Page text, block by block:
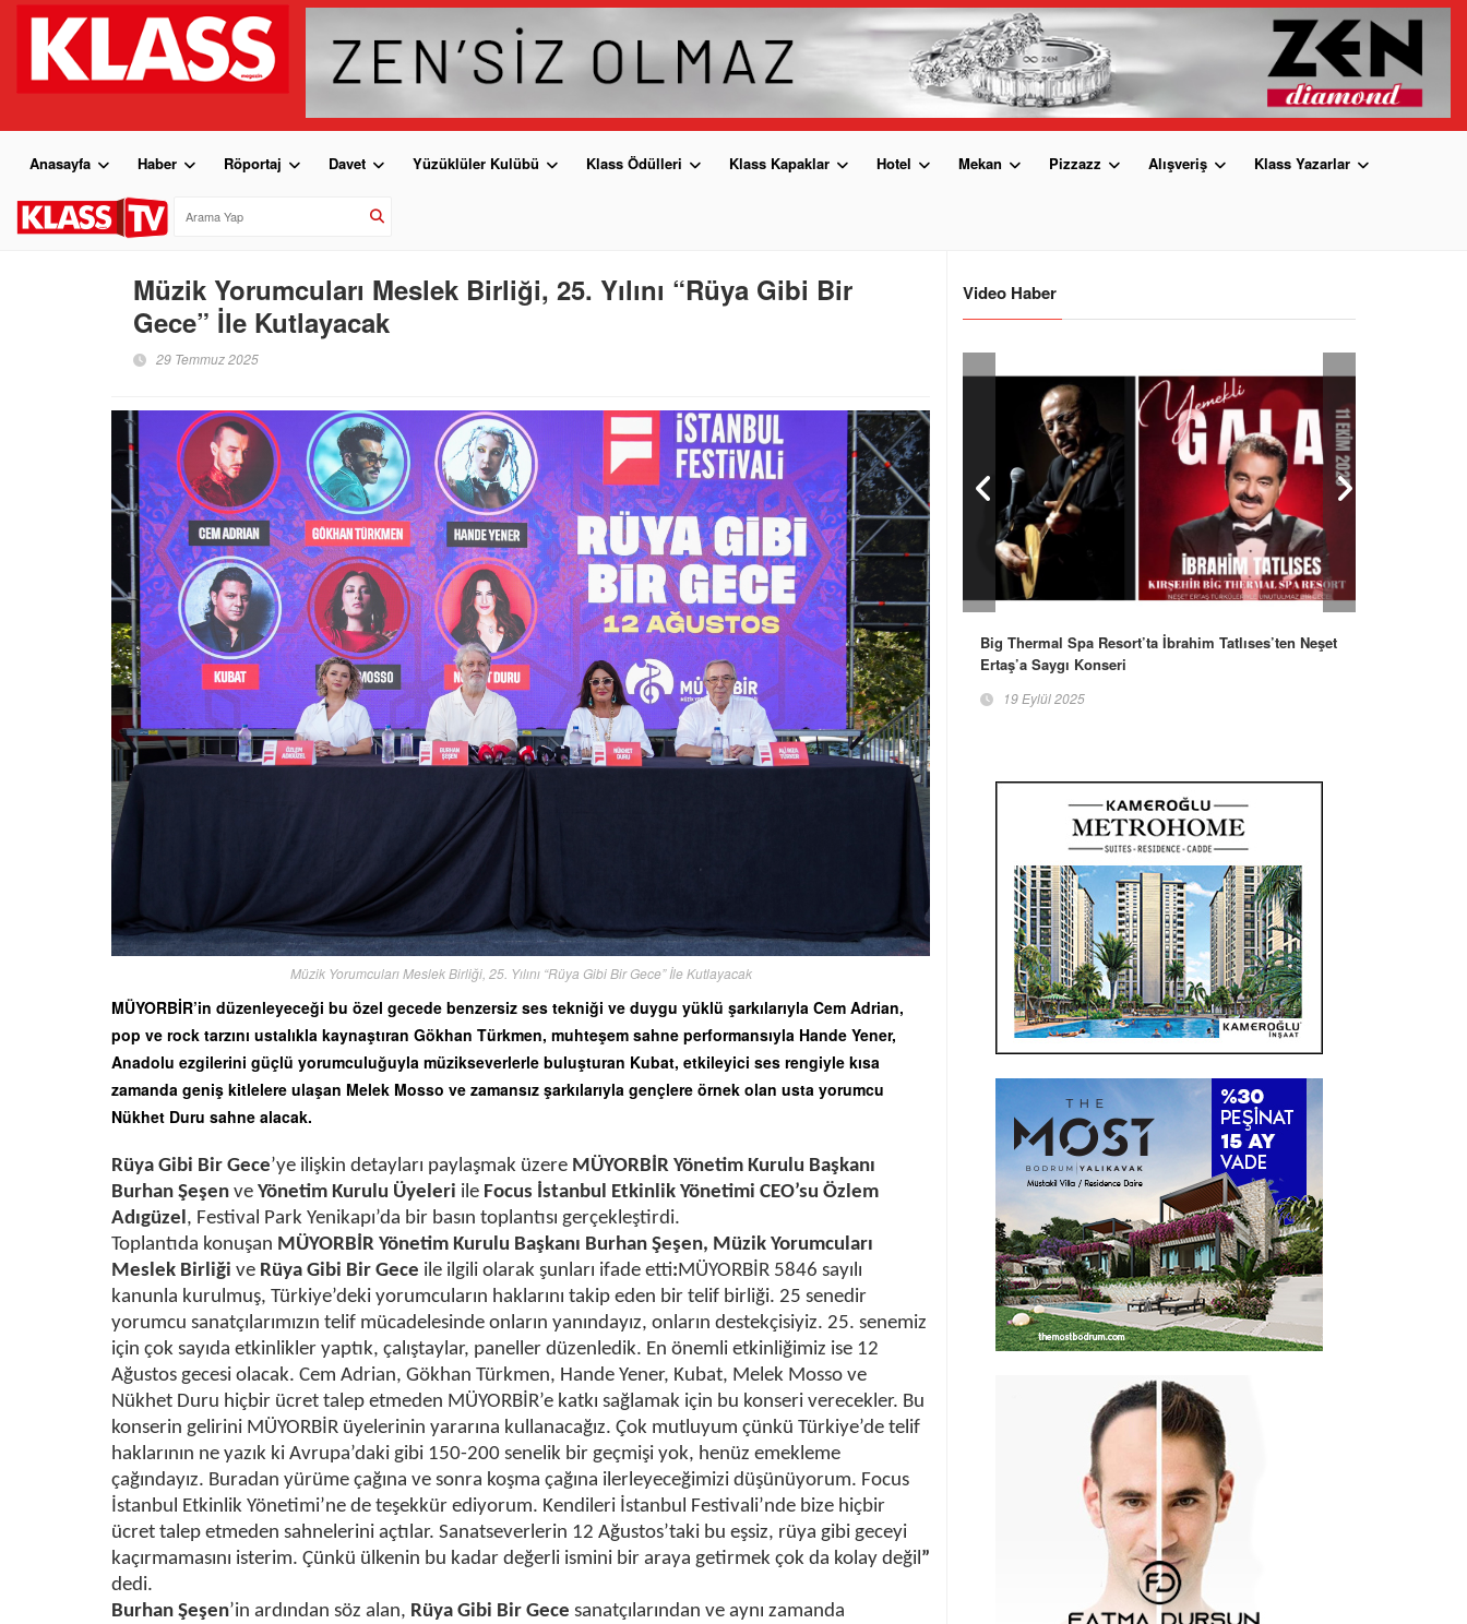
Anasayfa Haber Röportaj Davet Yüzüklüler Kulübü Klass Ödülleri Klass Kapaklar Hotel Mekan Pizzazz Alışveriş Klass Yazarlar
Müzik Yorumcuları Meslek Birliği, 25. Yılını “Rüya Gibi Bir
Gece” İle Kutlayacak
29 Temmuz 2025
Müzik Yorumcuları Meslek Birliği, 25. Yılını “Rüya Gibi Bir Gece” İle Kutlayacak
MÜYORBİR’in düzenleyeceği bu özel gecede benzersiz ses tekniği ve duygu yüklü şarkılarıyla Cem Adrian,
pop ve rock tarzını ustalıkla kaynaştıran Gökhan Türkmen, muhteşem sahne performansıyla Hande Yener,
Anadolu ezgilerini güçlü yorumculuğuyla müzikseverlerle buluşturan Kubat, etkileyici ses rengiyle kısa
zamanda geniş kitlelere ulaşan Melek Mosso ve zamansız şarkılarıyla gençlere örnek olan usta yorumcu
Nükhet Duru sahne alacak.
Rüya Gibi Bir Gece’ye ilişkin detayları paylaşmak üzere MÜYORBİR Yönetim Kurulu Başkanı
Burhan Şeşen ve Yönetim Kurulu Üyeleri ile Focus İstanbul Etkinlik Yönetimi CEO’su Özlem
Adıgüzel, Festival Park Yenikapı’da bir basın toplantısı gerçekleştirdi.
Toplantıda konuşan MÜYORBİR Yönetim Kurulu Başkanı Burhan Şeşen, Müzik Yorumcuları
Meslek Birliği ve Rüya Gibi Bir Gece ile ilgili olarak şunları ifade etti:MÜYORBİR 5846 sayılı
kanunla kurulmuş, Türkiye’deki yorumcuların haklarını takip eden bir telif birliği. 25 senedir
yorumcu sanatçılarımızın telif mücadelesinde onların yanındayız, onların destekçisiyiz. 25. senemiz
için çok sayıda etkinlikler yaptık, çalıştaylar, paneller düzenledik. En önemli etkinliğimiz ise 12
Ağustos gecesi olacak. Cem Adrian, Gökhan Türkmen, Hande Yener, Kubat, Melek Mosso ve
Nükhet Duru hiçbir ücret talep etmeden MÜYORBİR’e katkı sağlamak için bu konseri verecekler. Bu
konserin gelirini MÜYORBİR üyelerinin yararına kullanacağız. Çok mutluyum çünkü Türkiye’de telif
haklarının ne yazık ki Avrupa’daki gibi 150-200 senelik bir geçmişi yok, henüz emekleme
çağındayız. Buradan yürüme çağına ve sonra koşma çağına ilerleyeceğimizi düşünüyorum. Focus
İstanbul Etkinlik Yönetimi’ne de teşekkür ediyorum. Kendileri İstanbul Festivali’nde bize hiçbir
ücret talep etmeden sahnelerini açtılar. Sanatseverlerin 12 Ağustos’taki bu eşsiz, rüya gibi geceyi
kaçırmamasını isterim. Çünkü ülkenin bu kadar değerli ismini bir araya getirmek çok da kolay değil”
dedi.
Burhan Şeşen’in ardından söz alan, Rüya Gibi Bir Gece sanatçılarından ve aynı zamanda
Video Haber
Big Thermal Spa Resort’ta İbrahim Tatlıses’ten Neşet
Ertaş’a Saygı Konseri
19 Eylül 2025